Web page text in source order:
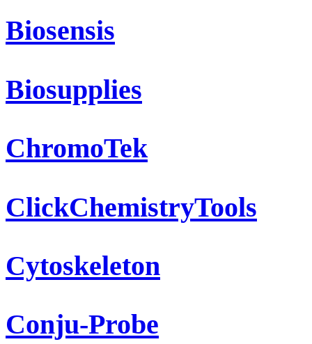
Biosensis
Biosupplies
ChromoTek
ClickChemistryTools
Cytoskeleton
Conju-Probe